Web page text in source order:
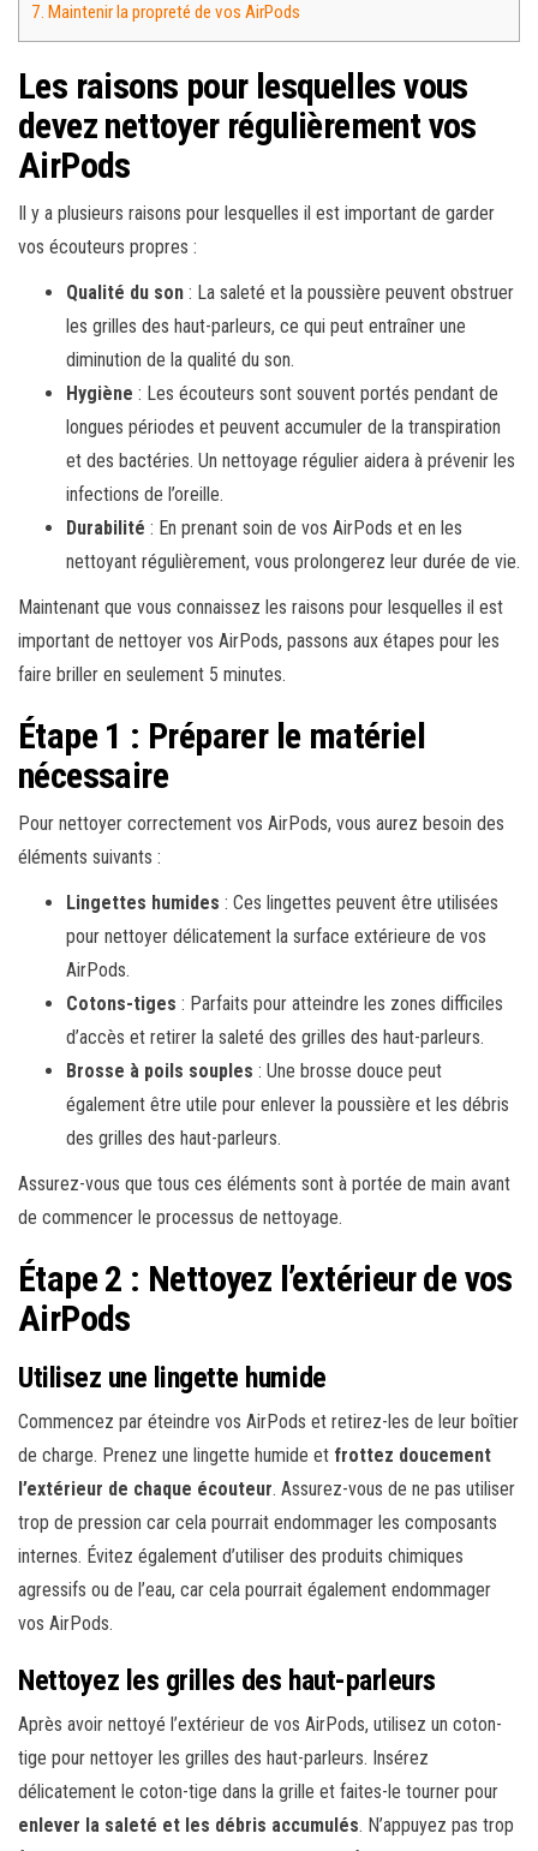
7. Maintenir la propreté de vos AirPods
Les raisons pour lesquelles vous
devez nettoyer régulièrement vos
AirPods
Il y a plusieurs raisons pour lesquelles il est important de garder
vos écouteurs propres :
Qualité du son : La saleté et la poussière peuvent obstruer
les grilles des haut-parleurs, ce qui peut entraîner une
diminution de la qualité du son.
Hygiène : Les écouteurs sont souvent portés pendant de
longues périodes et peuvent accumuler de la transpiration
et des bactéries. Un nettoyage régulier aidera à prévenir les
infections de l’oreille.
Durabilité : En prenant soin de vos AirPods et en les
nettoyant régulièrement, vous prolongerez leur durée de vie.
Maintenant que vous connaissez les raisons pour lesquelles il est
important de nettoyer vos AirPods, passons aux étapes pour les
faire briller en seulement 5 minutes.
Étape 1 : Préparer le matériel
nécessaire
Pour nettoyer correctement vos AirPods, vous aurez besoin des
éléments suivants :
Lingettes humides : Ces lingettes peuvent être utilisées
pour nettoyer délicatement la surface extérieure de vos
AirPods.
Cotons-tiges : Parfaits pour atteindre les zones difficiles
d’accès et retirer la saleté des grilles des haut-parleurs.
Brosse à poils souples : Une brosse douce peut
également être utile pour enlever la poussière et les débris
des grilles des haut-parleurs.
Assurez-vous que tous ces éléments sont à portée de main avant
de commencer le processus de nettoyage.
Étape 2 : Nettoyez l’extérieur de vos
AirPods
Utilisez une lingette humide
Commencez par éteindre vos AirPods et retirez-les de leur boîtier
de charge. Prenez une lingette humide et frottez doucement
l’extérieur de chaque écouteur. Assurez-vous de ne pas utiliser
trop de pression car cela pourrait endommager les composants
internes. Évitez également d’utiliser des produits chimiques
agressifs ou de l’eau, car cela pourrait également endommager
vos AirPods.
Nettoyez les grilles des haut-parleurs
Après avoir nettoyé l’extérieur de vos AirPods, utilisez un coton-
tige pour nettoyer les grilles des haut-parleurs. Insérez
délicatement le coton-tige dans la grille et faites-le tourner pour
enlever la saleté et les débris accumulés. N’appuyez pas trop